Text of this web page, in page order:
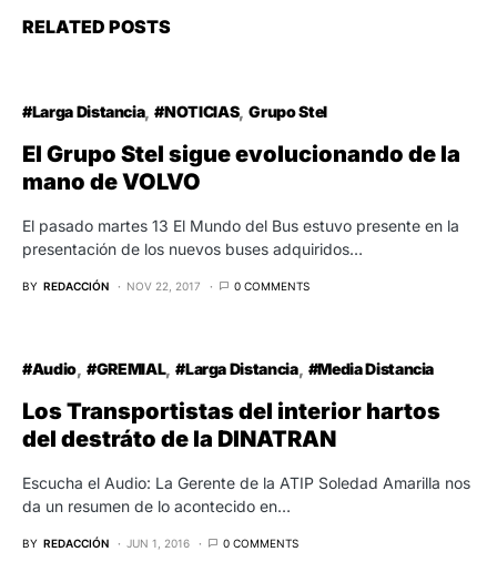
RELATED POSTS
#Larga Distancia #NOTICIAS Grupo Stel
El Grupo Stel sigue evolucionando de la
mano de VOLVO
El pasado martes 13 El Mundo del Bus estuvo presente en la
presentación de los nuevos buses adquiridos…
BY REDACCIÓN NOV 22, 2017 0 COMMENTS
#Audio #GREMIAL #Larga Distancia #Media Distancia
Los Transportistas del interior hartos
del destráto de la DINATRAN
Escucha el Audio: La Gerente de la ATIP Soledad Amarilla nos
da un resumen de lo acontecido en…
BY REDACCIÓN JUN 1, 2016 0 COMMENTS